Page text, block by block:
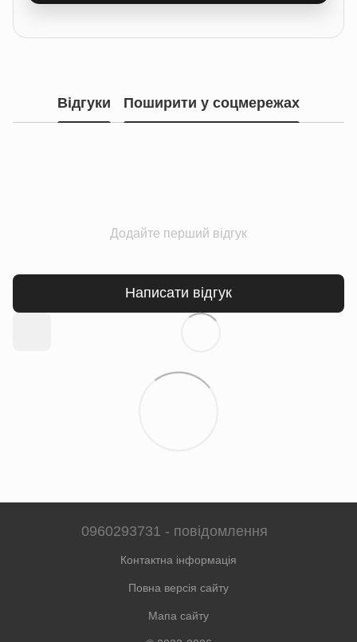
Відгуки Поширити у соцмережах
Додайте перший відгук
Написати відгук
0960293731 - повідомлення
Контактна інформація
Повна версія сайту
Мапа сайту